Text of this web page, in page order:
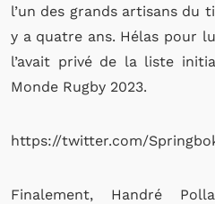
l’un des grands artisans du
y a quatre ans. Hélas pour
l’avait privé de la liste
Monde Rugby 2023.
https://twitter.com/
Finalement, Handré